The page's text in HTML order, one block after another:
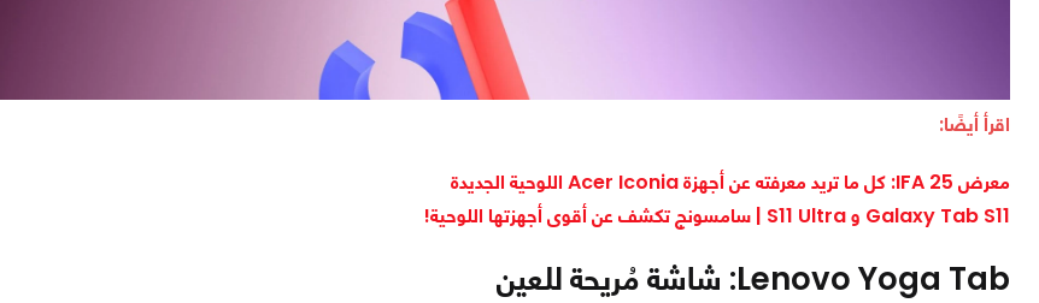
اقرأ أيضًا:
معرض IFA 25: كل ما تريد معرفته عن أجهزة Acer Iconia اللوحية الجديدة
Galaxy Tab S11 و S11 Ultra | سامسونج تكشف عن أقوى أجهزتها اللوحية!
Lenovo Yoga Tab: شاشة مُريحة للعين